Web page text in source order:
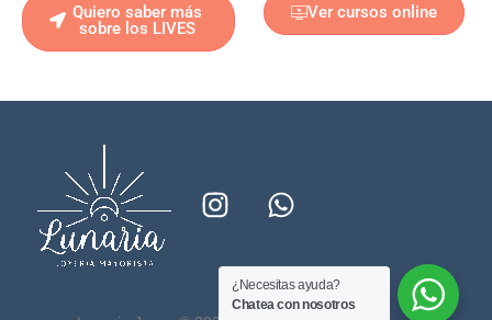
Quiero saber más
sobre los LIVES
Ver cursos online
¿Necesitas ayuda?
Chatea con nosotros